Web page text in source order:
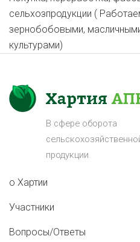
сельхозпродукции (
зернобобовыми,
культурами)
В сфере оборота
продукции
о Хартии
Участники
Вопросы/Ответы